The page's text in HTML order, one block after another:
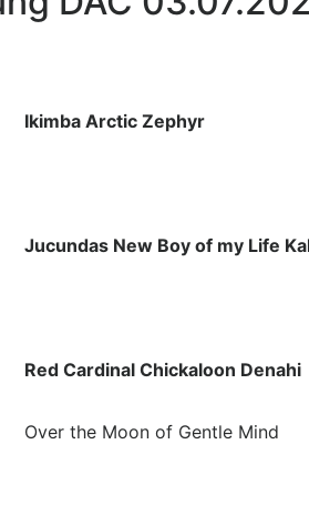
Ikimba Arctic Zephyr
Jucundas New Boy of my Life
Red Cardinal Chickaloon Denahi
Over the Moon of Gentle Mind